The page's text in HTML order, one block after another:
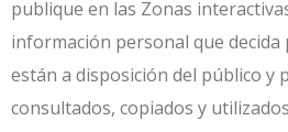
publique en las Zonas
información personal que
están a disposición del público y
consultados, copiados y